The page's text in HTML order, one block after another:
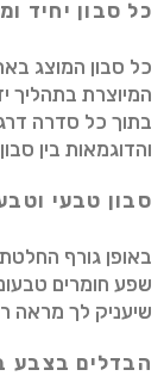
כל סבון יחיד
כל סבון המוצג
המיוצרת בתהליך
בתוך כל סדרה
והדוגמאות בין
סבון טבעי
באופן גורף
שפע חומרים
שיעניק לך מראה
הבדלים בצבע